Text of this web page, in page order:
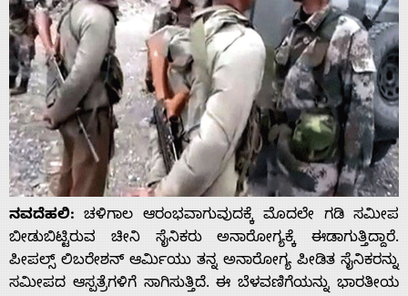
ನವದೆಹಲಿ: ಚಳಿಗಾಲ ಆರಂಭವಾಗುವುದಕ್ಕೆ ಮೊದಲೇ ಗಡಿ ಸಮೀಪ
ಬೀಡುಬಿಟ್ಟಿರುವ ಚೀನಿ ಸೈನಿಕರು ಅನಾರೋಗ್ಯಕ್ಕೆ ಈಡಾಗುತ್ತಿದ್ದಾರೆ.
ಪೀಪಲ್ಸ್ ಲಿಬರೇಶನ್ ಆರ್ಮಿಯು ತನ್ನ ಅನಾರೋಗ್ಯ ಪೀಡಿತ ಸೈನಿಕರನ್ನು
ಸಮೀಪದ ಆಸ್ಪತ್ರೆಗಳಿಗೆ ಸಾಗಿಸುತ್ತಿದೆ. ಈ ಬೆಳವಣಿಗೆಯನ್ನು ಭಾರತೀಯ